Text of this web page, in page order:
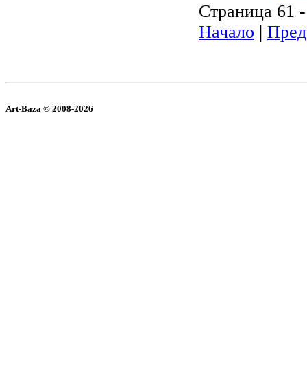
Страница 61
Начало |
Art-Baza © 2008-2026